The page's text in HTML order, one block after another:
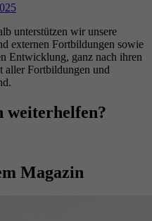
unterstützen wir unsere
externen Fortbildungen sowie
Entwicklung, ganz nach ihren
aller Fortbildungen und
weiterhelfen?
Magazin